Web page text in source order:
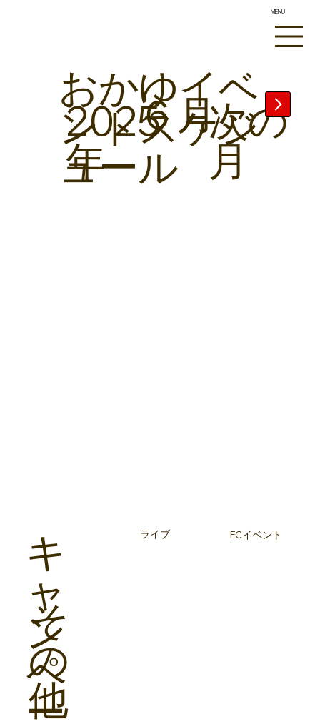
MENU
​キ
ャ
ン
ペ
ー
​ ライブ FC​​イベント
​
そ
の
他
​おかゆイベ
ントスケジ
ュール
2025
年
６月​次の
月